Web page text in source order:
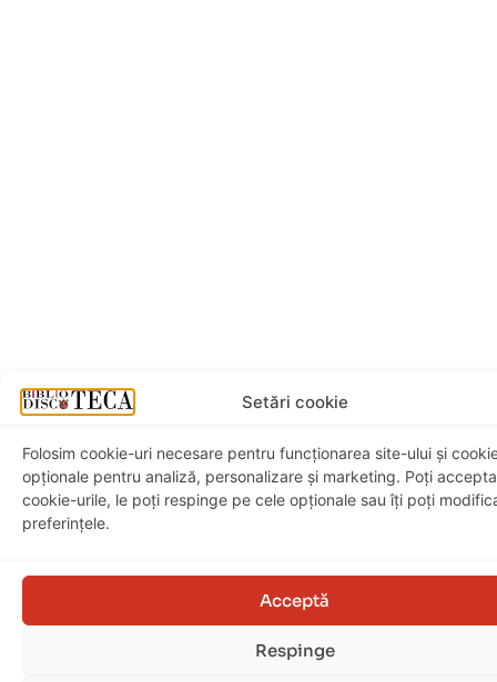
Setări cookie
Folosim cookie-uri necesare pentru funcționarea site-ului și
opționale pentru analiză, personalizare și marketing. Poți
cookie-urile, le poți respinge pe cele opționale sau îți poți
preferințele.
Acceptă
Respinge